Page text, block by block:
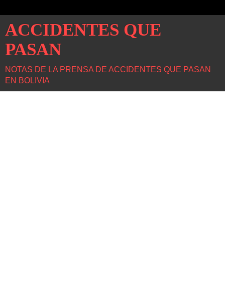
ACCIDENTES QUE
PASAN
NOTAS DE LA PRENSA DE ACCIDENTES QUE PASAN
EN BOLIVIA